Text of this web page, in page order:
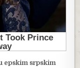
epskim srpskim